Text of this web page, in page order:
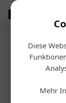
Diese
Mehr